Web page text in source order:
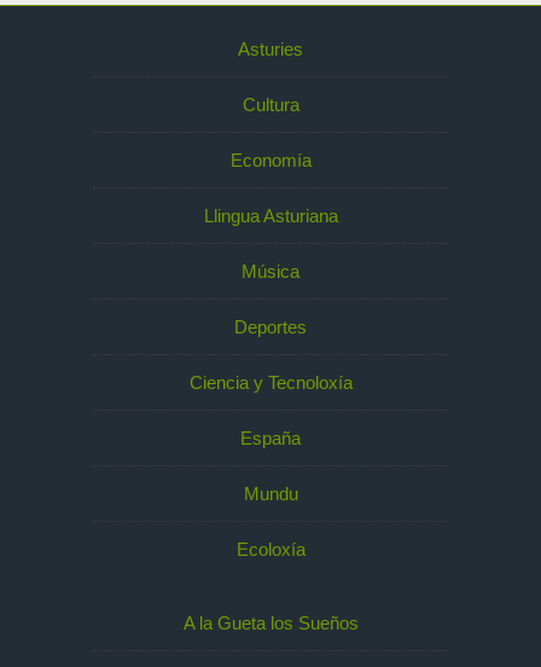
Asturies
Cultura
Economía
Llingua Asturiana
Música
Deportes
Ciencia y Tecnoloxía
España
Mundu
Ecoloxía
A la Gueta los Sueños